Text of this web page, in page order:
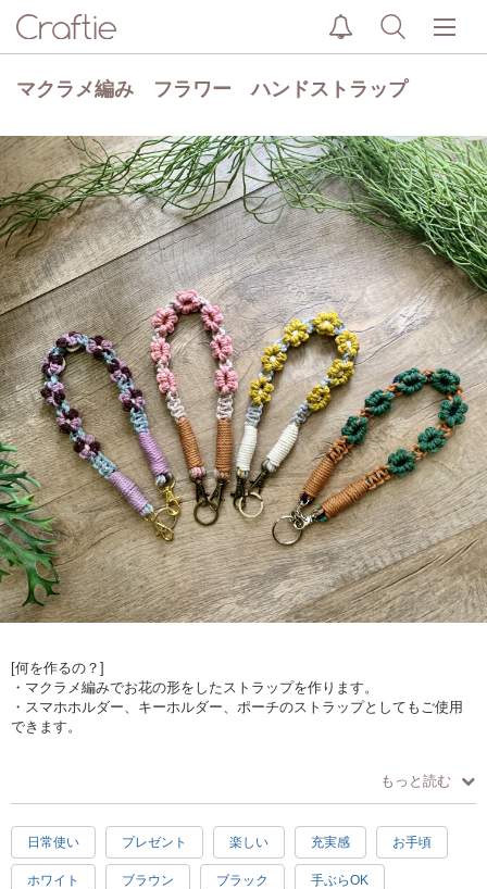
マクラメ編み フラワー ハンドストラップ
[何を作るの？]
・マクラメ編みでお花の形をしたストラップを作ります。
・スマホホルダー、キーホルダー、ポーチのストラップとしてもご使用
できます。
・平結び、輪結び、タッチング結び、まとめ結びが学べます。
[作品仕様]
・約 L.30センチ W.3センチ
もっと読む
日常使い プレゼント 楽しい 充実感 お手頃
ホワイト ブラウン ブラック 手ぶらOK